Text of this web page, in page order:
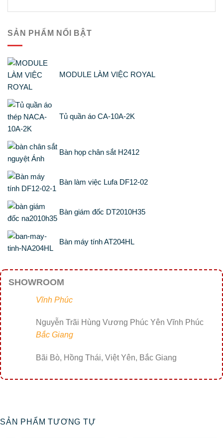
SẢN PHẨM NỔI BẬT
MODULE LÀM VIỆC ROYAL
Tủ quần áo CA-10A-2K
Bàn họp chân sắt H2412
Bàn làm việc Lufa DF12-02
Bàn giám đốc DT2010H35
Bàn máy tính AT204HL
SHOWROOM
Vĩnh Phúc
Nguyễn Trãi Hùng Vương Phúc Yên Vĩnh Phúc
Bắc Giang
Bãi Bò, Hồng Thái, Việt Yên, Bắc Giang
SẢN PHẨM TƯƠNG TỰ